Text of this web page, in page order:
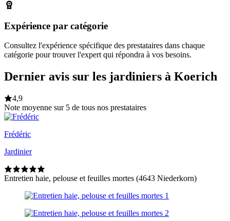
Expérience par catégorie
Consultez l'expérience spécifique des prestataires dans chaque
catégorie pour trouver l'expert qui répondra à vos besoins.
Dernier avis sur les jardiniers à Koerich
4,9
Note moyenne sur 5 de tous nos prestataires
Frédéric
Jardinier
Entretien haie, pelouse et feuilles mortes (4643 Niederkorn)